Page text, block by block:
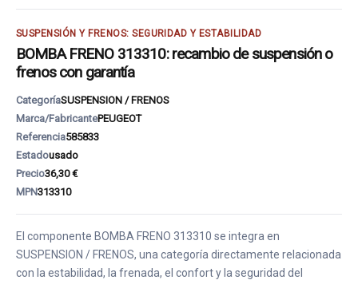
SUSPENSIÓN Y FRENOS: SEGURIDAD Y ESTABILIDAD
BOMBA FRENO 313310: recambio de suspensión o
frenos con garantía
CategoríaSUSPENSION / FRENOS
Marca/FabricantePEUGEOT
Referencia585833
Estadousado
Precio36,30 €
MPN313310
El componente BOMBA FRENO 313310 se integra en
SUSPENSION / FRENOS, una categoría directamente relacionada
con la estabilidad, la frenada, el confort y la seguridad del